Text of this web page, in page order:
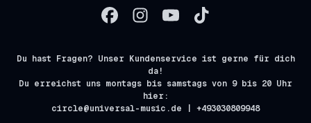
Du hast Fragen? Unser Kundenservice ist gerne für dich
da!
Du erreichst uns montags bis samstags von 9 bis 20 Uhr
hier:
circle@universal-music.de | +493030809948